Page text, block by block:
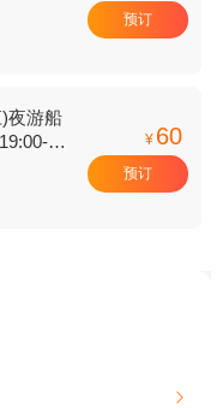
预订
夜游船
¥ 60
预订
